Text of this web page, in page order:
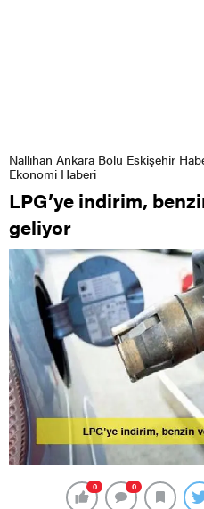
Nallıhan Ankara Bolu Eskişehir
Ekonomi Haberi
LPG’ye indirim,
geliyor
0 0